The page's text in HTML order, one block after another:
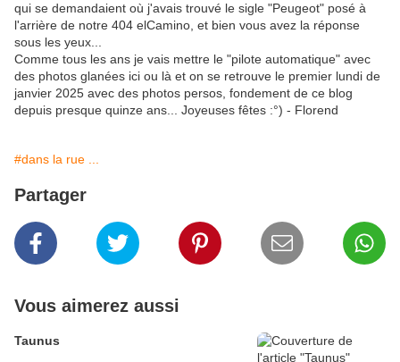
qui se demandaient où j'avais trouvé le sigle "Peugeot" posé à
l'arrière de notre 404 elCamino, et bien vous avez la réponse
sous les yeux...
Comme tous les ans je vais mettre le "pilote automatique" avec
des photos glanées ici ou là et on se retrouve le premier lundi de
janvier 2025 avec des photos persos, fondement de ce blog
depuis presque quinze ans... Joyeuses fêtes :°) - Florend
#dans la rue ...
Partager
Vous aimerez aussi
Taunus